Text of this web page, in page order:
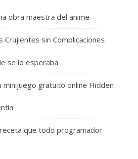
obra maestra del anime
Crujientes sin Complicaciones
se lo esperaba
minijuego gratuito online Hidden
que todo programador